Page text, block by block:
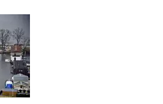
GmbH, Rostock
Genua